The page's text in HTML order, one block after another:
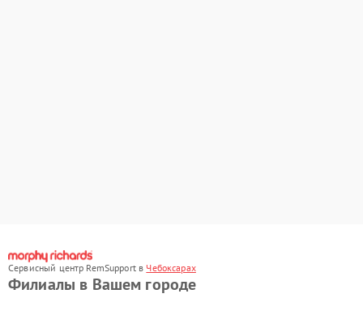
Сервисный центр RemSupport в Чебоксарах
Филиалы в Вашем городе